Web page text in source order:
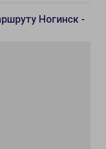
Ногинск -